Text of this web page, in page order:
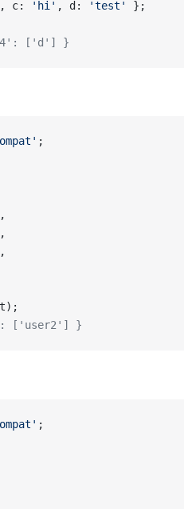
, c: 'hi' , d: 'test'
};
['d'] }
;
['user2'] }
;